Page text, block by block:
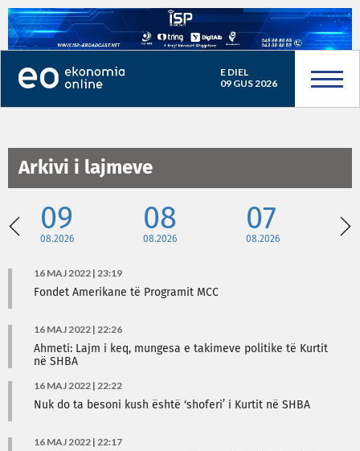
E DIEL
09 GUS 2026
Arkivi i lajmeve
09
08.2026
08
08.2026
07
08.2026
16 MAJ 2022 | 23:19
Fondet Amerikane të Programit MCC
16 MAJ 2022 | 22:26
Ahmeti: Lajm i keq, mungesa e takimeve politike të Kurtit
në SHBA
16 MAJ 2022 | 22:22
Nuk do ta besoni kush është ‘shoferi’ i Kurtit në SHBA
16 MAJ 2022 | 22:17